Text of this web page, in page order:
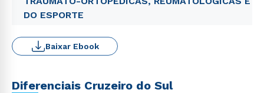
DO ESPORTE
Baixar Ebook
Diferenciais Cruzeiro do Sul